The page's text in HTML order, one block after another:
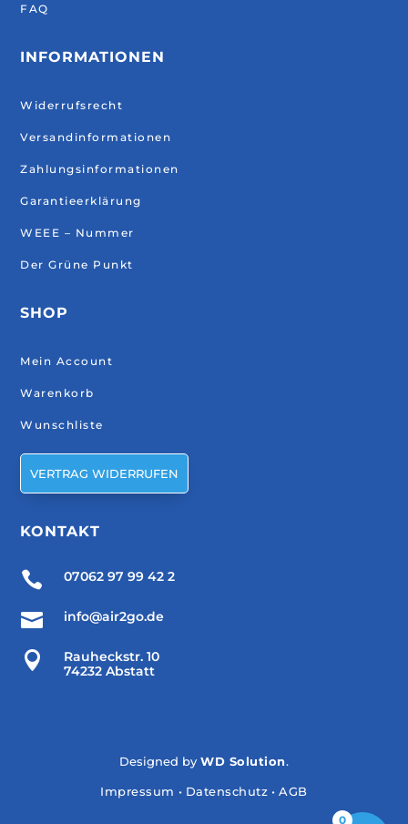
FAQ
INFORMATIONEN
Widerrufsrecht
Versandinformationen
Zahlungsinformationen
Garantieerklärung
WEEE – Nummer
Der Grüne Punkt
SHOP
Mein Account
Warenkorb
Wunschliste
VERTRAG WIDERRUFEN
KONTAKT
 07062 97 99 42 2
 info@air2go.de

Rauheckstr. 10
74232 Abstatt
Designed byWD Solution.
Impressum • Datenschutz • AGB
0